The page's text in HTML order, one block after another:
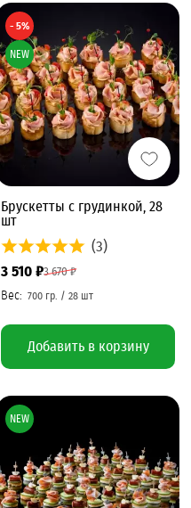
Брускетты с грудинкой, 28
шт
(3)
3 670 ₽
3 510 ₽
Добавить в корзину
- 5%
NEW
NEW